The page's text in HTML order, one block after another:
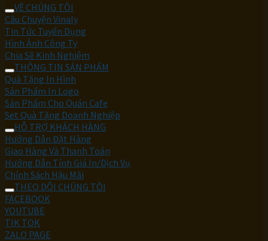
VỀ CHÚNG TÔI
Câu Chuyện Vinaly
Tin Tức Tuyển Dụng
Hình Ảnh Công Ty
Chia Sẽ Kinh Nghiệm
THÔNG TIN SẢN PHẨM
Quà Tặng In Hình
Sản Phẩm In Logo
Sản Phẩm Cho Quán Cafe
Set Quà Tặng Doanh Nghiệp
HỖ TRỢ KHÁCH HÀNG
Hướng Dẫn Đặt Hàng
Giao Hàng Và Thanh Toán
Hướng Dẫn Tính Giá In/Dịch Vụ
Chính Sách Hậu Mãi
THEO DÕI CHÚNG TÔI
FACEBOOK
YOUTUBE
TIK TOK
ZALO PAGE